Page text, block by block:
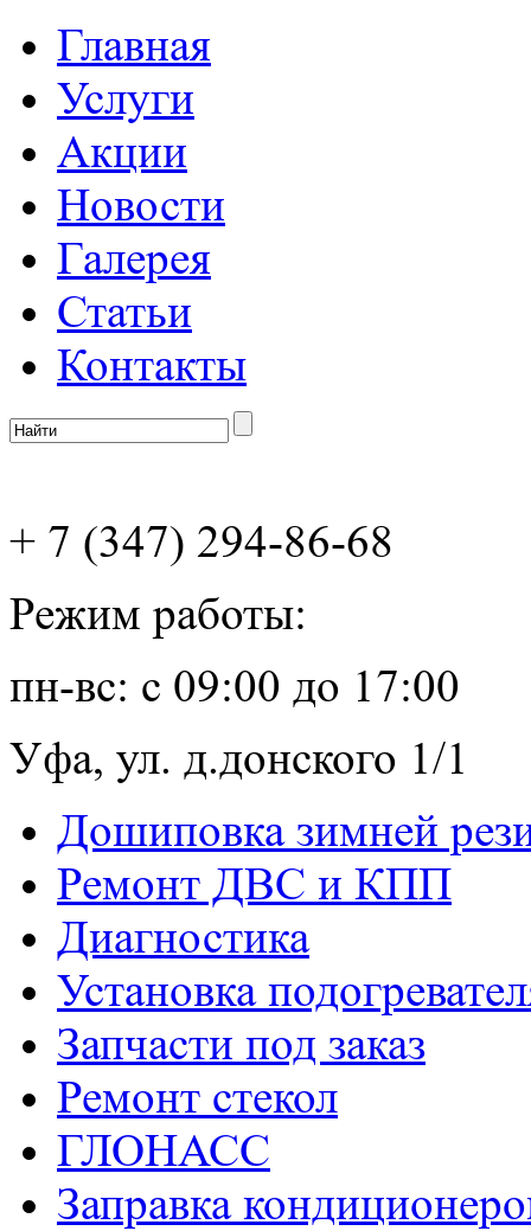
Главная
Услуги
Акции
Новости
Галерея
Статьи
Контакты
+ 7 (347) 294-86-68
Режим работы:
пн-вс: с 09:00 до 17:00
Уфа, ул. д.донского 1/1
Дошиповка зимней
Ремонт ДВС и КПП
Диагностика
Установка
Запчасти под заказ
Ремонт стекол
ГЛОНАСС
Заправка